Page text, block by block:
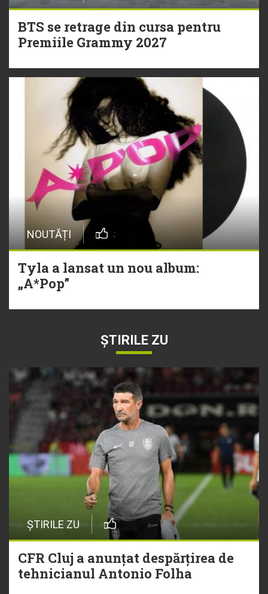
BTS se retrage din cursa pentru
Premiile Grammy 2027
NOUTĂȚI
Tyla a lansat un nou album:
„A*Pop”
ȘTIRILE ZU
ȘTIRILE ZU
CFR Cluj a anunțat despărțirea de
tehnicianul Antonio Folha